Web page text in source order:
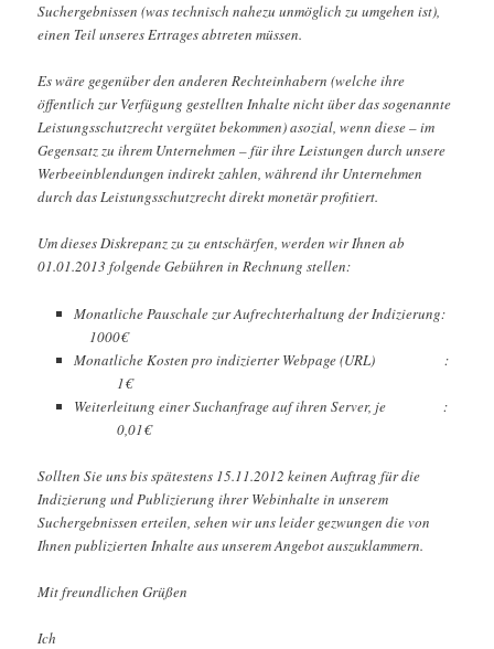
Suchergebnissen (was technisch nahezu unmöglich zu umgehen ist),
einen Teil unseres Ertrages abtreten müssen.
Es wäre gegenüber den anderen Rechteinhabern (welche ihre
öffentlich zur Verfügung gestellten Inhalte nicht über das sogenannte
Leistungsschutzrecht vergütet bekommen) asozial, wenn diese – im
Gegensatz zu ihrem Unternehmen – für ihre Leistungen durch unsere
Werbeeinblendungen indirekt zahlen, während ihr Unternehmen
durch das Leistungsschutzrecht direkt monetär profitiert.
Um dieses Diskrepanz zu zu entschärfen, werden wir Ihnen ab
01.01.2013 folgende Gebühren in Rechnung stellen:
Monatliche Pauschale zur Aufrechterhaltung der Indizierung:
1000€
Monatliche Kosten pro indizierter Webpage (URL) :
1€
Weiterleitung einer Suchanfrage auf ihren Server, je :
0,01€
Sollten Sie uns bis spätestens 15.11.2012 keinen Auftrag für die
Indizierung und Publizierung ihrer Webinhalte in unserem
Suchergebnissen erteilen, sehen wir uns leider gezwungen die von
Ihnen publizierten Inhalte aus unserem Angebot auszuklammern.
Mit freundlichen Grüßen
Ich